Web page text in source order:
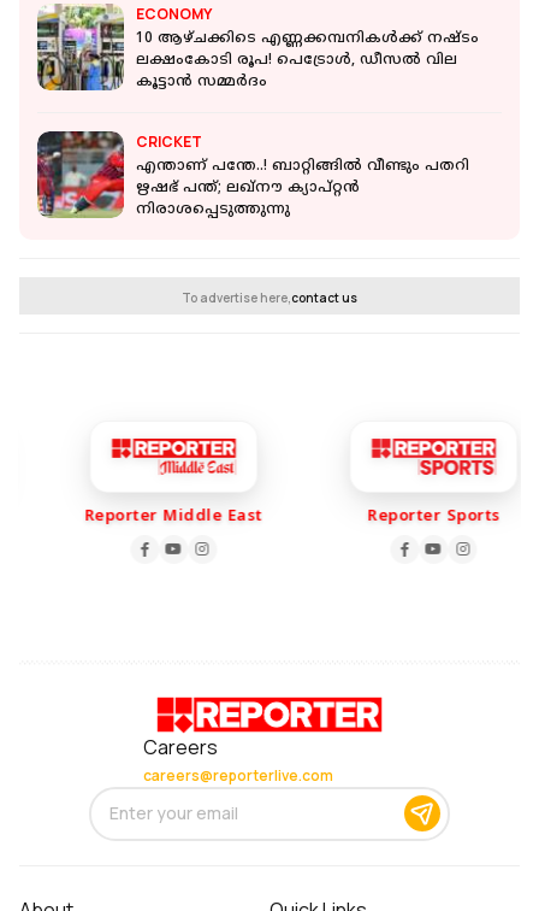
ECONOMY
10 ആഴ്ചക്കിടെ എണ്ണക്കമ്പനികള്‍ക്ക് നഷ്ടം
ലക്ഷംകോടി രൂപ! പെട്രോള്‍, ഡീസല്‍ വില
കൂട്ടാന്‍ സമ്മര്‍ദം
CRICKET
എന്താണ് പന്തേ..! ബാറ്റിങ്ങില്‍ വീണ്ടും പതറി
ഋഷഭ് പന്ത്; ലഖ്‌നൗ ക്യാപ്റ്റന്‍
നിരാശപ്പെടുത്തുന്നു
To advertise here,contact us
Reporter Middle East Reporter Sports
Careers
careers@reporterlive.com